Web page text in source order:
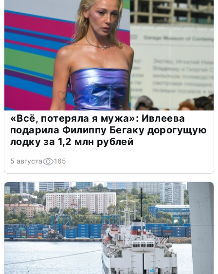
«Всё, потеряла я мужа»: Ивлеева
подарила Филиппу Бегаку дорогущую
лодку за 1,2 млн рублей
5 августа 165